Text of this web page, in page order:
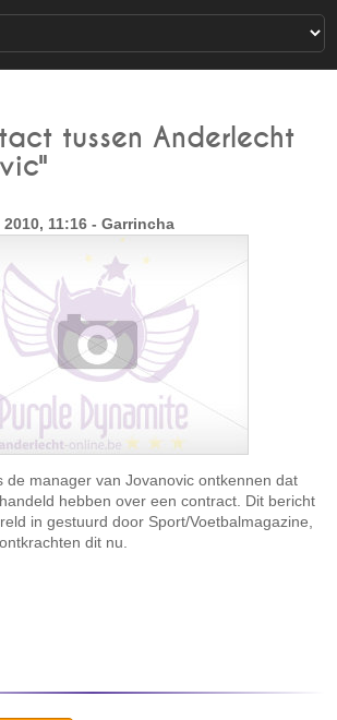
tussen Anderlecht
2010, 11:16 - Garrincha
de manager van Jovanovic ontkennen dat
hebben over een contract. Dit bericht
in gestuurd door Sport/Voetbalmagazine,
dit nu.